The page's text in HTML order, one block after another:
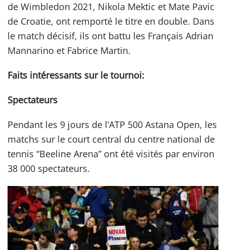
de Wimbledon 2021, Nikola Mektic et Mate Pavic
de Croatie, ont remporté le titre en double. Dans
le match décisif, ils ont battu les Français Adrian
Mannarino et Fabrice Martin.
Faits intéressants sur le tournoi:
Spectateurs
Pendant les 9 jours de l’ATP 500 Astana Open, les
matchs sur le court central du centre national de
tennis “Beeline Arena” ont été visités par environ
38 000 spectateurs.